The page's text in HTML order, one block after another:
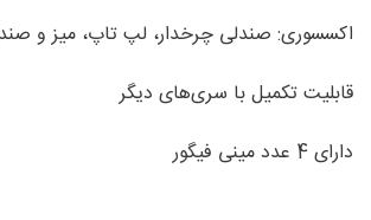
اکسسوری: صندلی چرخدار، لپ تاپ، میز و
قابلیت تکمیل با سری‌های دیگر
دارای 4 عدد مینی فیگور